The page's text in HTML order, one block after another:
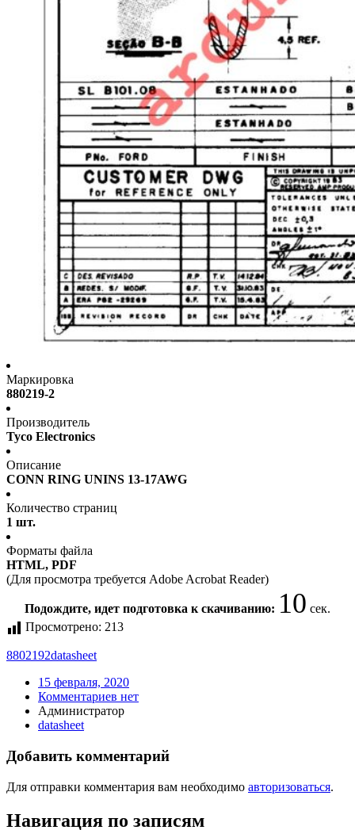
Маркировка
880219-2
Производитель
Tyco Electronics
Описание
CONN RING UNINS 13-17AWG
Количество страниц
1 шт.
Форматы файла
HTML, PDF
(Для просмотра требуется Adobe Acrobat Reader)
Подождите, идет подготовка к скачиванию: 10 сек.
Просмотрено: 213
8802192datasheet
15 февраля, 2020
Комментариев нет
Администратор
datasheet
Добавить комментарий
Для отправки комментария вам необходимо авторизоваться.
Навигация по записям